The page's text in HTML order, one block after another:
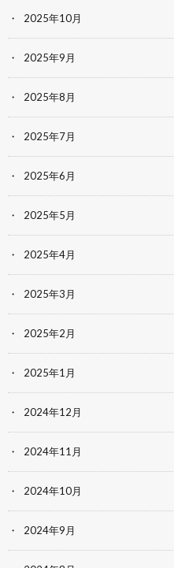
2025年10月
2025年9月
2025年8月
2025年7月
2025年6月
2025年5月
2025年4月
2025年3月
2025年2月
2025年1月
2024年12月
2024年11月
2024年10月
2024年9月